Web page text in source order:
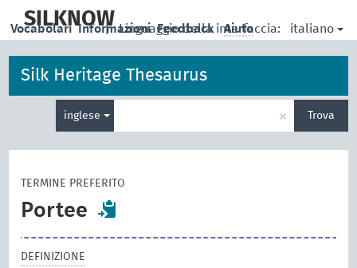
main
SILKNOW
| Linguaggio della interfaccia: italiano
Vocabolari Informazioni Feedback Aiuto
Silk Heritage Thesaurus
inglese
per
ricerca
× Trova
TERMINE PREFERITO
Portee
DEFINIZIONE